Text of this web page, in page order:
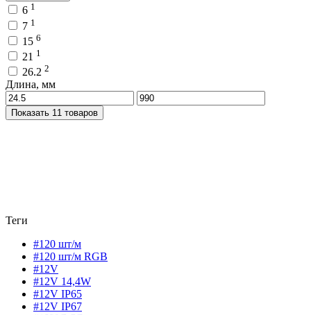
6 1
7 1
15 6
21 1
26.2 2
Длина, мм
Показать 11 товаров
Теги
#120 шт/м
#120 шт/м RGB
#12V
#12V 14,4W
#12V IP65
#12V IP67